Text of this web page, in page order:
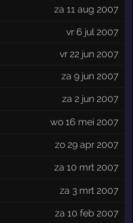
za 11 aug 2007
vr 6 jul 2007
vr 22 jun 2007
za 9 jun 2007
za 2 jun 2007
wo 16 mei 2007
zo 29 apr 2007
za 10 mrt 2007
za 3 mrt 2007
za 10 feb 2007